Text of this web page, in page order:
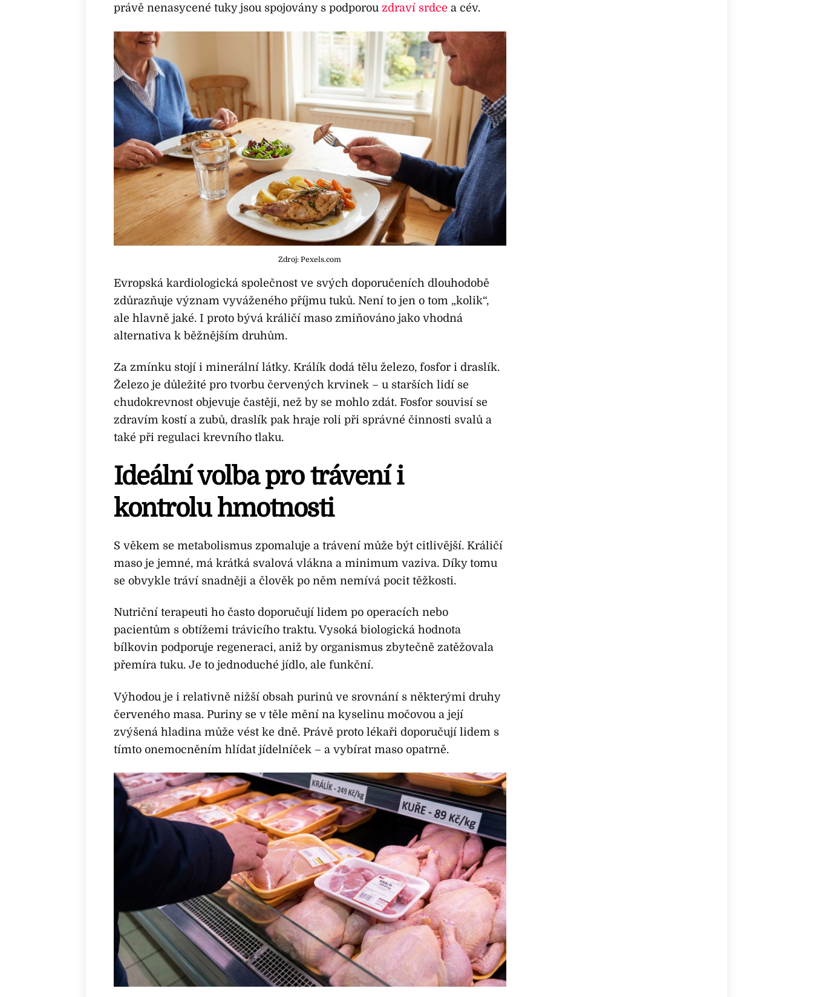
právě nenasycené tuky jsou spojovány s podporou zdraví srdce a cév.
Zdroj: Pexels.com
Evropská kardiologická společnost ve svých doporučeních dlouhodobě
zdůrazňuje význam vyváženého příjmu tuků. Není to jen o tom „kolik“,
ale hlavně jaké. I proto bývá králičí maso zmiňováno jako vhodná
alternativa k běžnějším druhům.
Za zmínku stojí i minerální látky. Králík dodá tělu železo, fosfor i draslík.
Železo je důležité pro tvorbu červených krvinek – u starších lidí se
chudokrevnost objevuje častěji, než by se mohlo zdát. Fosfor souvisí se
zdravím kostí a zubů, draslík pak hraje roli při správné činnosti svalů a
také při regulaci krevního tlaku.
Ideální volba pro trávení i
kontrolu hmotnosti
S věkem se metabolismus zpomaluje a trávení může být citlivější. Králičí
maso je jemné, má krátká svalová vlákna a minimum vaziva. Díky tomu
se obvykle tráví snadněji a člověk po něm nemívá pocit těžkosti.
Nutriční terapeuti ho často doporučují lidem po operacích nebo
pacientům s obtížemi trávicího traktu. Vysoká biologická hodnota
bílkovin podporuje regeneraci, aniž by organismus zbytečně zatěžovala
přemíra tuku. Je to jednoduché jídlo, ale funkční.
Výhodou je i relativně nižší obsah purinů ve srovnání s některými druhy
červeného masa. Puriny se v těle mění na kyselinu močovou a její
zvýšená hladina může vést ke dně. Právě proto lékaři doporučují lidem s
tímto onemocněním hlídat jídelníček – a vybírat maso opatrně.